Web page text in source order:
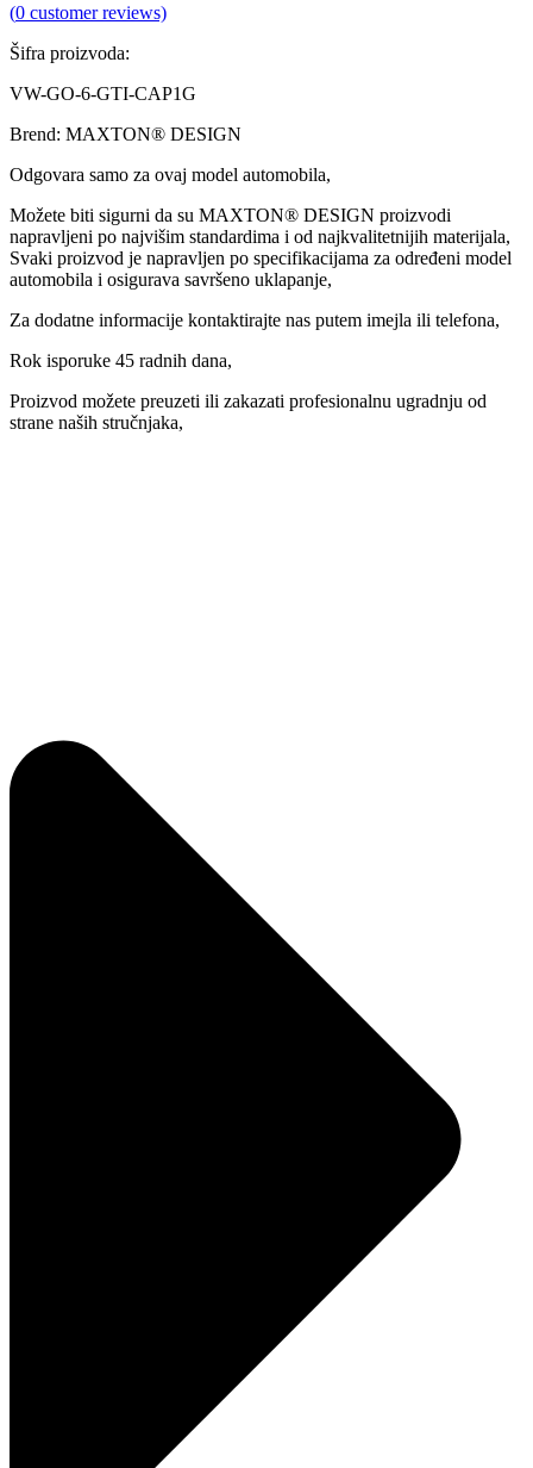
(0 customer reviews)
Šifra proizvoda:
VW-GO-6-GTI-CAP1G
Brend: MAXTON® DESIGN
Odgovara samo za ovaj model automobila,
Možete biti sigurni da su MAXTON® DESIGN proizvodi
napravljeni po najvišim standardima i od najkvalitetnijih materijala,
Svaki proizvod je napravljen po specifikacijama za određeni model
automobila i osigurava savršeno uklapanje,
Za dodatne informacije kontaktirajte nas putem imejla ili telefona,
Rok isporuke 45 radnih dana,
Proizvod možete preuzeti ili zakazati profesionalnu ugradnju od
strane naših stručnjaka,